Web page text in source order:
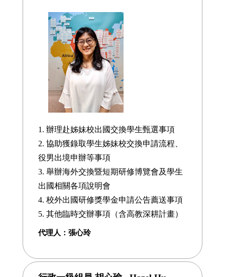
1. 辦理赴姊妹校出國交換學生甄選事項
2. 協助獲錄取學生姊妹校交換申請流程、
役男出境申辦等事項
3. 舉辦海外交換暨短期研修博覽會及學生
出國相關各項說明會
4. 校外出國研修獎學金申請公告薦送事項
5. 其他臨時交辦事項（含高教深耕計畫）
代理人：張心玲